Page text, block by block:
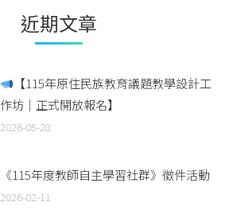
近期文章
【115年原住民族教育議題教學設計工
作坊｜正式開放報名】
2026-05-28
《115年度教師自主學習社群》徵件活動
2026-02-11